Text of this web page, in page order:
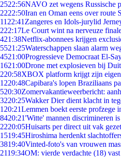
2522:56NAVO zet wegens Russische
2222:50Iran en Oman eens over route
11 22:41 Zangeres en Idols-jurylid
222:17Le Court wint na nerveuze
421:38Netflix-abonnees krijgen
5521:25Waterschappen slaan alarm
4521:00Progressieve Democraat El-
1621:00Drone met explosieven bij
220:58XBOX platform krijgt zijn
1220:48Capibara's lopen Braziliaans
520:30Zomervakantieweerbericht:
3220:25Wakker Dier dient klacht in
1 20:21Lemmen boekt eerste profzege
8420:21'Witte' mannen discrimineren
2220:05Huisarts per direct uit vak
1519:45Hiroshima herdenkt
3819:40Vinted-foto's van vrouwen
2119:34OM: vierde verdachte (18)